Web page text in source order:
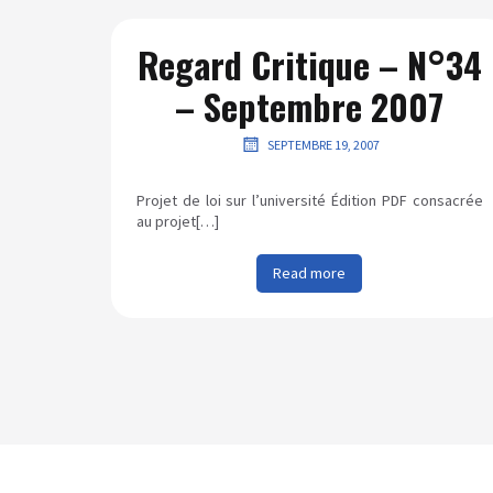
Regard Critique – N°34
– Septembre 2007
SEPTEMBRE 19, 2007
Projet de loi sur l’université Édition PDF consacrée
au projet[…]
Read more